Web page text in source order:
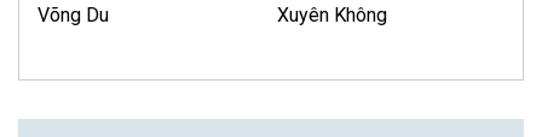
Võng Du Xuyên Không